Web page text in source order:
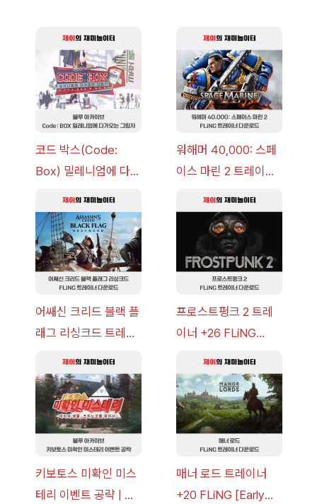
코드 박스(Code:
Box) 밀레니엄에 다가
략 [복각] | 블루 아카
이브
워해머 40,000: 스페
이스 마린 2 트레이너
v14.0+] 다운로드
어쌔신 크리드 블랙 플
래그 리싱크드 트레이
v1.0+] 다운로드
프로스트펑크 2 트레
이너 +26 FLiNG
드
키보토스 미확인 미스
테리 이벤트 공략 | 블
매너 로드 트레이너
+20 FLiNG [Early